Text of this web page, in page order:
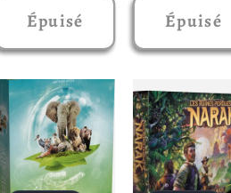
Épuisé Épuisé